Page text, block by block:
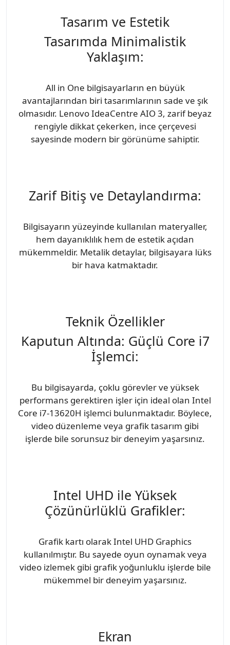
Tasarım ve Estetik
Tasarımda Minimalistik
Yaklaşım:
All in One bilgisayarların en büyük
avantajlarından biri tasarımlarının sade ve şık
olmasıdır. Lenovo IdeaCentre AIO 3, zarif beyaz
rengiyle dikkat çekerken, ince çerçevesi
sayesinde modern bir görünüme sahiptir.
Zarif Bitiş ve Detaylandırma:
Bilgisayarın yüzeyinde kullanılan materyaller,
hem dayanıklılık hem de estetik açıdan
mükemmeldir. Metalik detaylar, bilgisayara lüks
bir hava katmaktadır.
Teknik Özellikler
Kaputun Altında: Güçlü Core i7
İşlemci:
Bu bilgisayarda, çoklu görevler ve yüksek
performans gerektiren işler için ideal olan Intel
Core i7-13620H işlemci bulunmaktadır. Böylece,
video düzenleme veya grafik tasarım gibi
işlerde bile sorunsuz bir deneyim yaşarsınız.
Intel UHD ile Yüksek
Çözünürlüklü Grafikler:
Grafik kartı olarak Intel UHD Graphics
kullanılmıştır. Bu sayede oyun oynamak veya
video izlemek gibi grafik yoğunluklu işlerde bile
mükemmel bir deneyim yaşarsınız.
Ekran